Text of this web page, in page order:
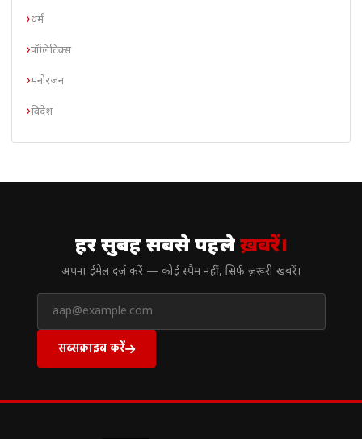
धर्म
पॉलिटिक्स
मनोरंजन
विदेश
हर सुबह सबसे पहलेख़बरें।
अपना ईमेल दर्ज करें — कोई स्पैम नहीं, सिर्फ ज़रूरी खबरें।
सब्सक्राइब करें